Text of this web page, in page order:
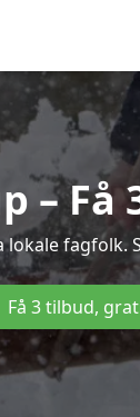
–
Få 3 tilbud,